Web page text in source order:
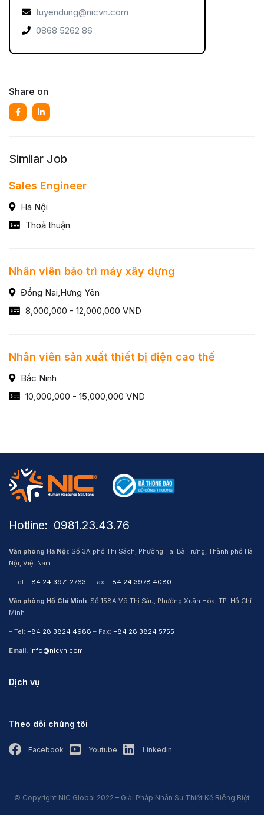
tuyendung@nicvn.com
0868 5262 86
Share on
Similar Job
Sales Engineer
Hà Nội
Thoả thuận
Nhân viên bảo trì máy xây dựng
Đồng Nai,Hưng Yên
8,000,000 - 12,000,000 VND
Nhân viên sản xuất thiết bị điện cao thế
Bắc Ninh
10,000,000 - 15,000,000 VND
Hotline: ​ 0981.23.43.76
Văn phòng Hà Nội: Số 3A phố Thi Sách, Phường Hai Bà Trưng, Thành phố Hà
Nội, Việt Nam
– Tel: +84 24 3971 2763 – Fax: +84 24 3978 4080
Văn phòng Hồ Chí Minh: Số 158A Võ Thị Sáu, Phường Xuân Hòa, TP. Hồ Chí
Minh
– Tel: +84 28 3824 4988 – Fax: +84 28 3824 5755
Email: info@nicvn.com
Dịch vụ
Theo dõi chúng tôi
Facebook Youtube Linkedin
© Copyright NIC Global 2022 – Giải Pháp Nhân Sự Thiết Kế Riêng Biệt